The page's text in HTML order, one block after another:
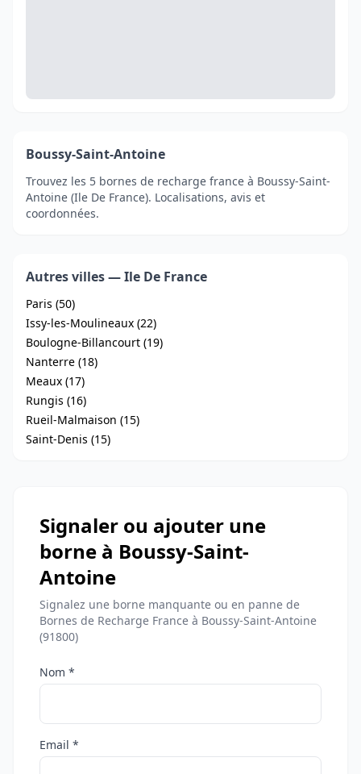
Boussy-Saint-Antoine
Trouvez les 5 bornes de recharge france à Boussy-Saint-
Antoine (Ile De France). Localisations, avis et
coordonnées.
Autres villes — Ile De France
Paris (50)
Issy-les-Moulineaux (22)
Boulogne-Billancourt (19)
Nanterre (18)
Meaux (17)
Rungis (16)
Rueil-Malmaison (15)
Saint-Denis (15)
Signaler ou ajouter une
borne à Boussy-Saint-
Antoine
Signalez une borne manquante ou en panne de
Bornes de Recharge France à Boussy-Saint-Antoine
(91800)
Nom *
Email *